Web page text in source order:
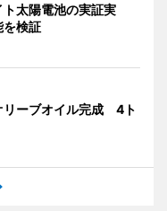
太陽電池の実証実
検証
リーブオイル完成 4ト